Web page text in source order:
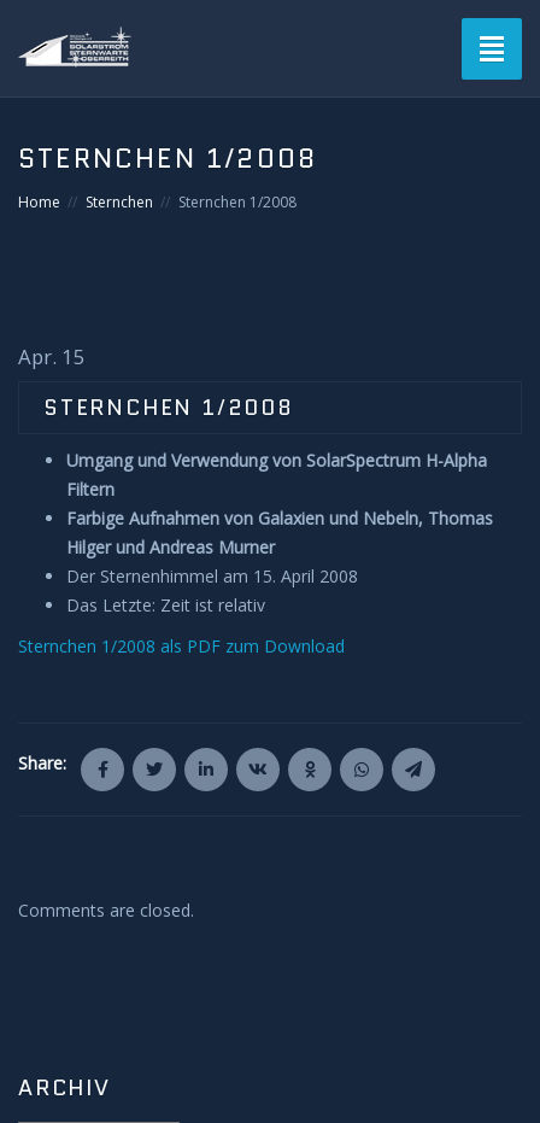
Verein
Mitgliederbereich
Login
Anleitungen und Hilfe
Belegung Sternwarte
STERNCHEN 1/2008
Home Sternchen Sternchen 1/2008
Apr. 15
STERNCHEN 1/2008
Umgang und Verwendung von SolarSpectrum H-Alpha
Filtern
Farbige Aufnahmen von Galaxien und Nebeln, Thomas
Hilger und Andreas Murner
Der Sternenhimmel am 15. April 2008
Das Letzte: Zeit ist relativ
Sternchen 1/2008 als PDF zum Download
Share:
Comments are closed.
ARCHIV